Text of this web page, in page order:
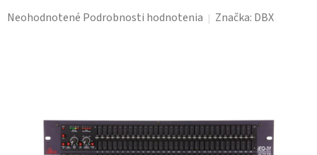
Priemerné
hviezdičiek.
Neohodnotené Podrobnosti hodnotenia Značka: DBX